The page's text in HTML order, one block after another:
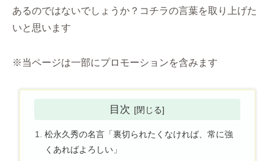
あるのではないでしょうか？コチラの言葉を取り上げた
いと思います
※当ページは一部にプロモーションを含みます
目次
松永久秀の名言「裏切られたくなければ、常に強
くあればよろしい」